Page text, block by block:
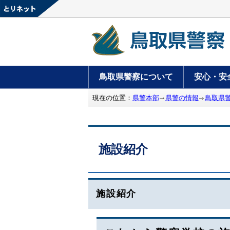
鳥取県警察について 安心・安
現在の位置： 県警本部 県警の情報 鳥取県
施設紹介
施設紹介